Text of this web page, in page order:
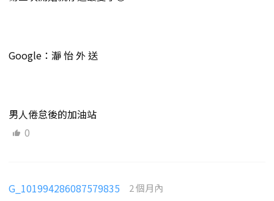
Google：瀞 怡 外 送
男人倦怠後的加油站
0
G_101994286087579835 2 個月內